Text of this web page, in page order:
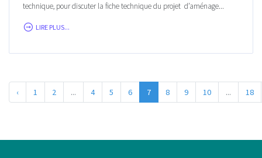
technique, pour discuter la fiche technique du projet d’aménage...
LIRE PLUS...
‹ 1 2 ... 4 5 6 7 8 9 10 ... 18